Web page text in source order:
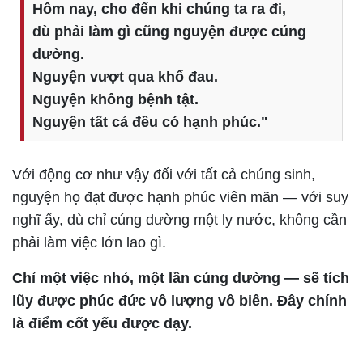
Hôm nay, cho đến khi chúng ta ra đi,
dù phải làm gì cũng nguyện được cúng
dường.
Nguyện vượt qua khổ đau.
Nguyện không bệnh tật.
Nguyện tất cả đều có hạnh phúc."
Với động cơ như vậy đối với tất cả chúng sinh,
nguyện họ đạt được hạnh phúc viên mãn — với suy
nghĩ ấy, dù chỉ cúng dường một ly nước, không cần
phải làm việc lớn lao gì.
Chỉ một việc nhỏ, một lần cúng dường — sẽ tích
lũy được phúc đức vô lượng vô biên. Đây chính
là điểm cốt yếu được dạy.